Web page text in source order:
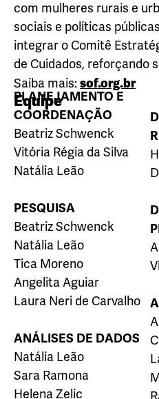
com mulheres rurais e
sociais e políticas
integrar o Comitê
de Cuidados, reforçando
Saiba mais:sof.org.br
Equipe
PLANEJAMENTO E
COORDENAÇÃO
Beatriz Schwenck
Vitória Régia da Silva
Natália Leão
PESQUISA
Beatriz Schwenck
Natália Leão
Tica Moreno
Angelita Aguiar
Laura Neri de Carvalho
ANÁLISES DE DADOS
Natália Leão
Sara Ramona
Helena Zelic